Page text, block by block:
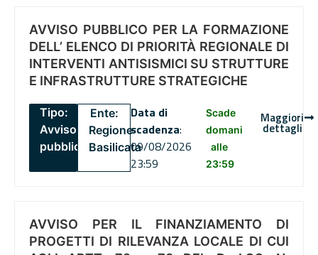
AVVISO PUBBLICO PER LA FORMAZIONE
DELL’ ELENCO DI PRIORITÀ REGIONALE DI
INTERVENTI ANTISISMICI SU STRUTTURE
E INFRASTRUTTURE STRATEGICHE
Tipo:
Avviso
pubblico
Ente:
Regione
Basilicata
Data di
scadenza:
09/08/2026
23:59
Scade
domani
alle
23:59
Maggiori
dettagli
AVVISO PER IL FINANZIAMENTO DI
PROGETTI DI RILEVANZA LOCALE DI CUI